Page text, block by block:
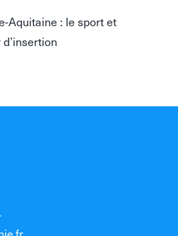
Aquitaine : le sport et